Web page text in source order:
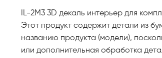
IL-2M3 3D декаль интерьер для
Этот продукт содержит детали из
названию продукта (модели),
или дополнительная обработка